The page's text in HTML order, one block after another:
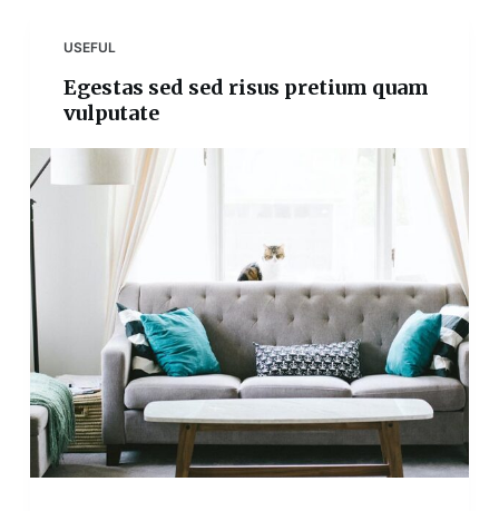
USEFUL
Egestas sed sed risus pretium quam
vulputate